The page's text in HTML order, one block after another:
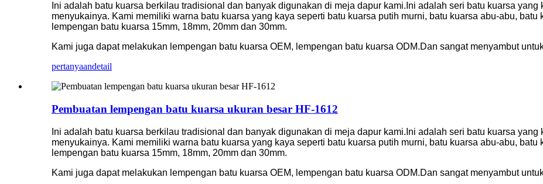
Ini adalah batu kuarsa berkilau tradisional dan banyak digunakan di meja dapur kami.Ini adalah seri batu kuarsa
menyukainya. Kami memiliki warna batu kuarsa yang kaya seperti batu kuarsa putih murni, batu kuarsa abu-abu,
lempengan batu kuarsa 15mm, 18mm, 20mm dan 30mm.
Kami juga dapat melakukan lempengan batu kuarsa OEM, lempengan batu kuarsa ODM.Dan sangat menyambut
pertanyaandetail
Pembuatan lempengan batu kuarsa ukuran besar HF-1612
Ini adalah batu kuarsa berkilau tradisional dan banyak digunakan di meja dapur kami.Ini adalah seri batu kuarsa
menyukainya. Kami memiliki warna batu kuarsa yang kaya seperti batu kuarsa putih murni, batu kuarsa abu-abu,
lempengan batu kuarsa 15mm, 18mm, 20mm dan 30mm.
Kami juga dapat melakukan lempengan batu kuarsa OEM, lempengan batu kuarsa ODM.Dan sangat menyambut